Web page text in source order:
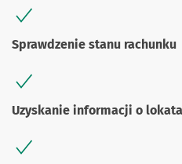
Sprawdzenie stanu rachunku
Uzyskanie informacji o